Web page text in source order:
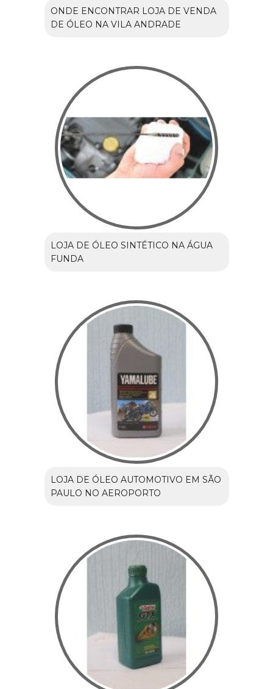
ONDE ENCONTRAR LOJA DE VENDA
DE ÓLEO NA VILA ANDRADE
LOJA DE ÓLEO SINTÉTICO NA ÁGUA
FUNDA
LOJA DE ÓLEO AUTOMOTIVO EM SÃO
PAULO NO AEROPORTO